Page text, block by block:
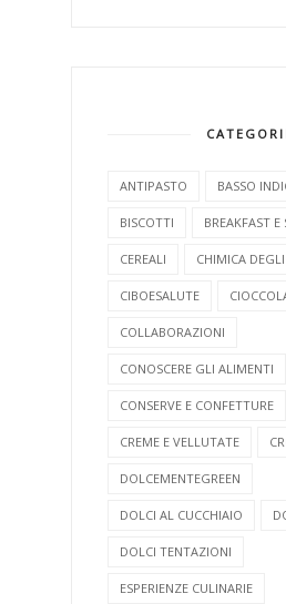
ANTIPASTO BASSO
BISCOTTI BREAKFAST E
CEREALI CHIMICA
CIBOESALUTE
COLLABORAZIONI
CONOSCERE GLI ALIMENTI
CONSERVE E CONFETTURE
CREME E VELLUTATE
DOLCEMENTEGREEN
DOLCI AL CUCCHIAIO
DOLCI TENTAZIONI
ESPERIENZE CULINARIE